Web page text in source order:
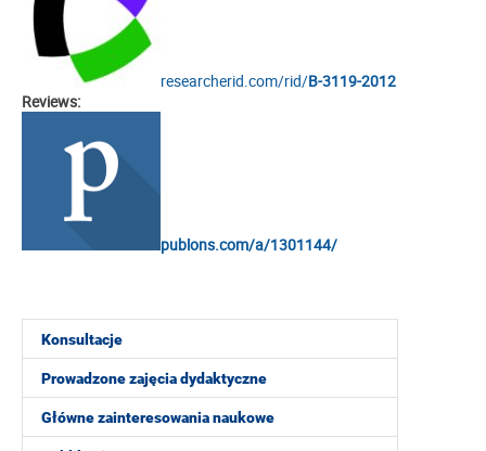
Konsultacje
Prowadzone zajęcia dydaktyczne
Główne zainteresowania naukowe
researcherid.com/rid/B-3119-2012
Reviews:
publons.com/a/1301144/